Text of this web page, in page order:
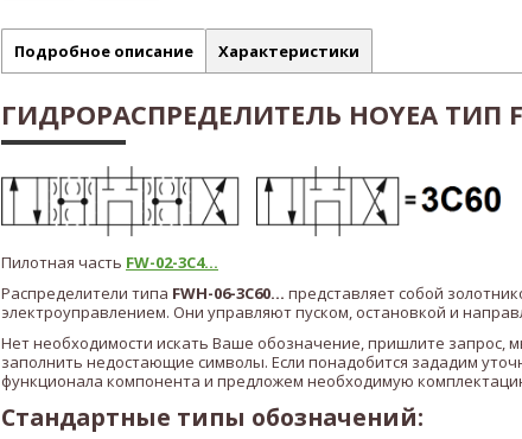
Подробное описание Характеристики
ГИДРОРАСПРЕДЕЛИТЕЛЬ HOYEA ТИП
Пилотная часть FW-02-3C4...
Распределители типа FWH-06-3C60... представляет собой
электроуправлением. Они управляют пуском, остановкой и
Нет необходимости искать Ваше обозначение, пришлите запрос,
заполнить недостающие символы. Если понадобится зададим
функционала компонента и предложем необходимую
Стандартные типы обозначений: